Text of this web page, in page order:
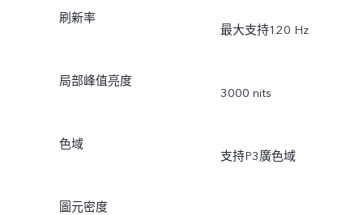
刷新率
最大支持120 Hz
局部峰值亮度
3000 nits
色域
支持P3廣色域
圖元密度